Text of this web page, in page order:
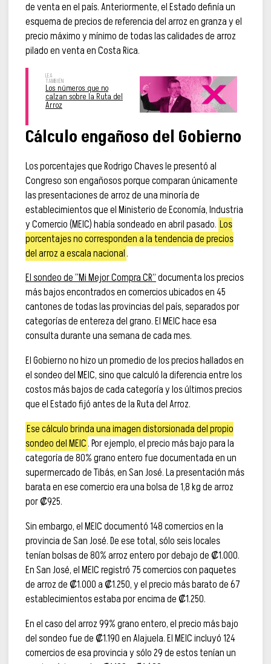
de venta en el país. Anteriormente, el Estado definía un
esquema de precios de referencia del arroz en granza y el
precio máximo y mínimo de todas las calidades de arroz
pilado en venta en Costa Rica.
Los números que no
calzan sobre la Ruta del
Arroz
Cálculo engañoso del Gobierno
Los porcentajes que Rodrigo Chaves le presentó al
Congreso son engañosos porque comparan únicamente
las presentaciones de arroz de una minoría de
establecimientos que el Ministerio de Economía, Industria
y Comercio (MEIC) había sondeado en abril pasado. Los
porcentajes no corresponden a la tendencia de precios
del arroz a escala nacional.
El sondeo de “Mi Mejor Compra CR”documenta los precios
más bajos encontrados en comercios ubicados en 45
cantones de todas las provincias del país, separados por
categorías de entereza del grano. El MEIC hace esa
consulta durante una semana de cada mes.
El Gobierno no hizo un promedio de los precios hallados en
el sondeo del MEIC, sino que calculó la diferencia entre los
costos más bajos de cada categoría y los últimos precios
que el Estado fijó antes de la Ruta del Arroz.
Ese cálculo brinda una imagen distorsionada del propio
sondeo del MEIC. Por ejemplo, el precio más bajo para la
categoría de 80% grano entero fue documentada en un
supermercado de Tibás, en San José. La presentación más
barata en ese comercio era una bolsa de 1,8 kg de arroz
por ₡925.
Sin embargo, el MEIC documentó 148 comercios en la
provincia de San José. De ese total, sólo seis locales
tenían bolsas de 80% arroz entero por debajo de ₡1.000.
En San José, el MEIC registró 75 comercios con paquetes
de arroz de ₡1.000 a ₡1.250, y el precio más barato de 67
establecimientos estaba por encima de ₡1.250.
En el caso del arroz 99% grano entero, el precio más bajo
del sondeo fue de ₡1.190 en Alajuela. El MEIC incluyó 124
comercios de esa provincia y sólo 29 de estos tenían un